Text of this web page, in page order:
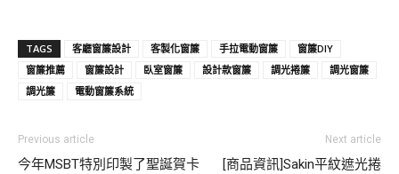
TAGS 客廳窗簾設計 客製化窗簾 手拉電動窗簾
窗簾DIY
窗簾推薦
窗簾設計 臥室窗簾 設計款窗簾 調光捲簾
調光窗簾
調光簾
電動窗簾系統
Previous article
今年MSBT特別印製了聖誕賀卡
Next article
[商品資訊]Sakin平紋遮光捲